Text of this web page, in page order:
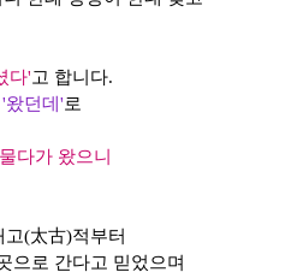
다'고 합니다.
'왔던데'로
다가 왔으니
(太古)적부터
으로 간다고 믿었으며